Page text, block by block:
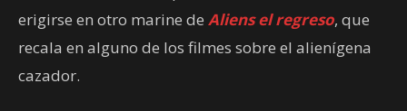
erigirse en otro marine de Aliens el regreso, que
recala en alguno de los filmes sobre el alienígena
cazador.